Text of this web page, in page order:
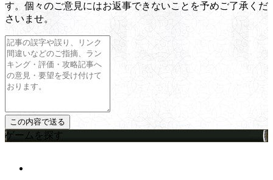
す。個々のご意見にはお返事できないことを予めご了承くだ
さいませ。
ゲームを探す